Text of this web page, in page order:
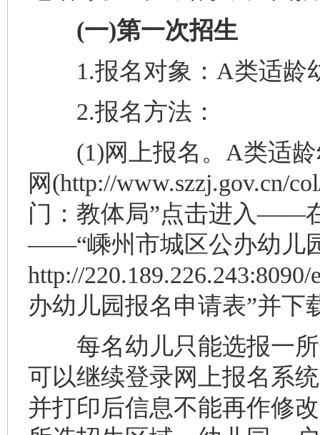
(一)第一次招生
1.报名对象：A类适龄
2.报名方法：
(1)网上报名。A类适龄
网(http://www.szzj.gov.cn/
门：教体局”点击进入——
——“嵊州市城区公办幼儿
http://
办幼儿园报名申请表”并下
每名幼儿只能选报一所
可以继续登录网上报名系
并打印后信息不能再作修